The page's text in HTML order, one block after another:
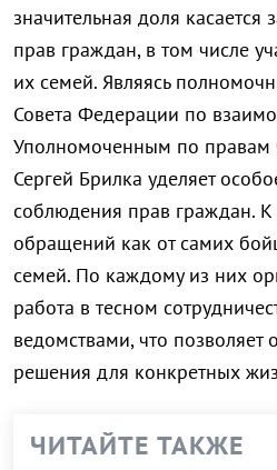
значительная доля
прав граждан, в том числе
их семей. Являясь
Совета Федерации по
Уполномоченным по правам
Сергей Брилка уделяет
соблюдения прав граждан. К
обращений как от самих
семей. По каждому из них
работа в тесном
ведомствами, что позволяет
решения для конкретных
ЧИТАЙТЕ ТАКЖЕ